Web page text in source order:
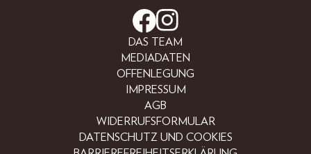
DAS TEAM
MEDIADATEN
OFFENLEGUNG
IMPRESSUM
AGB
WIDERRUFSFORMULAR
DATENSCHUTZ UND COOKIES